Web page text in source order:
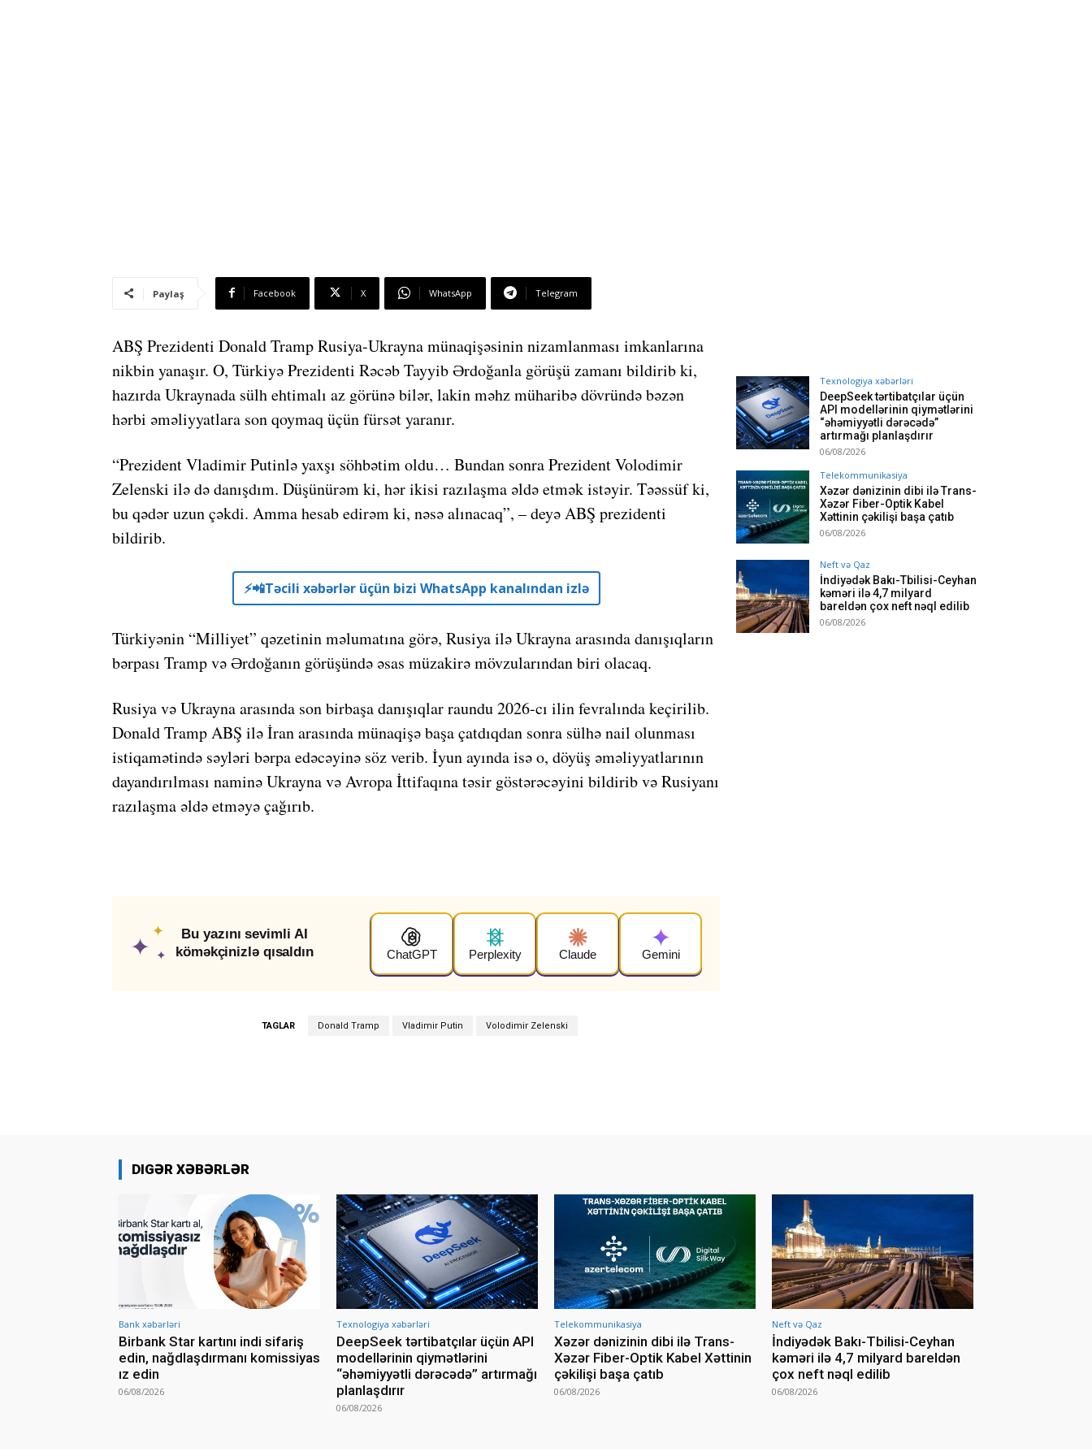
Paylaş Facebook X WhatsApp Telegram
ABŞ Prezidenti Donald Tramp Rusiya-Ukrayna münaqişəsinin nizamlanması imkanlarına
nikbin yanaşır. O, Türkiyə Prezidenti Rəcəb Tayyib Ərdoğanla görüşü zamanı bildirib ki,
hazırda Ukraynada sülh ehtimalı az görünə bilər, lakin məhz müharibə dövründə bəzən
hərbi əməliyyatlara son qoymaq üçün fürsət yaranır.
“Prezident Vladimir Putinlə yaxşı söhbətim oldu… Bundan sonra Prezident Volodimir
Zelenski ilə də danışdım. Düşünürəm ki, hər ikisi razılaşma əldə etmək istəyir. Təəssüf ki,
bu qədər uzun çəkdi. Amma hesab edirəm ki, nəsə alınacaq”, – deyə ABŞ prezidenti
bildirib.
⚡️📲Təcili xəbərlər üçün bizi WhatsApp kanalından izlə
Türkiyənin “Milliyet” qəzetinin məlumatına görə, Rusiya ilə Ukrayna arasında danışıqların
bərpası Tramp və Ərdoğanın görüşündə əsas müzakirə mövzularından biri olacaq.
Rusiya və Ukrayna arasında son birbaşa danışıqlar raundu 2026-cı ilin fevralında keçirilib.
Donald Tramp ABŞ ilə İran arasında münaqişə başa çatdıqdan sonra sülhə nail olunması
istiqamətində səyləri bərpa edəcəyinə söz verib. İyun ayında isə o, döyüş əməliyyatlarının
dayandırılması naminə Ukrayna və Avropa İttifaqına təsir göstərəcəyini bildirib və Rusiyanı
razılaşma əldə etməyə çağırıb.
✦
✦
✦
Bu yazını sevimli AI
köməkçinizlə qısaldın
ChatGPT Perplexity Claude Gemini
TAGLAR Donald Tramp Vladimir Putin Volodimir Zelenski
Texnologiya xəbərləri
DeepSeek tərtibatçılar üçün
API modellərinin qiymətlərini
“əhəmiyyətli dərəcədə”
artırmağı planlaşdırır
06/08/2026
Telekommunikasiya
Xəzər dənizinin dibi ilə Trans-
Xəzər Fiber-Optik Kabel
Xəttinin çəkilişi başa çatıb
06/08/2026
Neft və Qaz
İndiyədək Bakı-Tbilisi-Ceyhan
kəməri ilə 4,7 milyard
bareldən çox neft nəql edilib
06/08/2026
DIGƏR XƏBƏRLƏR
Bank xəbərləri
Birbank Star kartını indi sifariş
edin, nağdlaşdırmanı komissiyas
ız edin
06/08/2026
Texnologiya xəbərləri
DeepSeek tərtibatçılar üçün API
modellərinin qiymətlərini
“əhəmiyyətli dərəcədə” artırmağı
planlaşdırır
06/08/2026
Telekommunikasiya
Xəzər dənizinin dibi ilə Trans-
Xəzər Fiber-Optik Kabel Xəttinin
çəkilişi başa çatıb
06/08/2026
Neft və Qaz
İndiyədək Bakı-Tbilisi-Ceyhan
kəməri ilə 4,7 milyard bareldən
çox neft nəql edilib
06/08/2026